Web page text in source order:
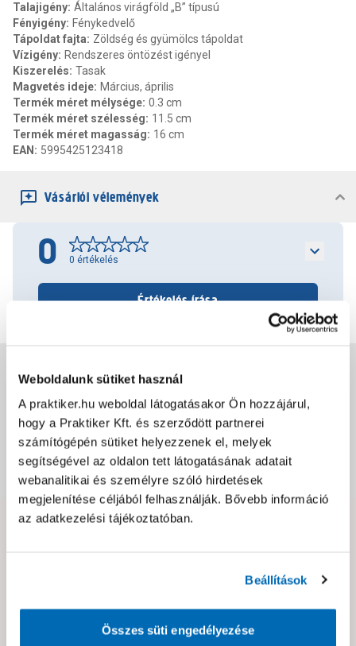
Weboldalunk sütiket használ
A praktiker.hu weboldal látogatásakor Ön hozzájárul,
hogy a Praktiker Kft. és szerződött partnerei
számítógépén sütiket helyezzenek el, melyek
segítségével az oldalon tett látogatásának adatait
webanalitikai és személyre szóló hirdetések
megjelenítése céljából felhasználják. Bővebb információ
az adatkezelési tájékoztatóban.
Beállítások
Összes süti engedélyezése
Talajigény: Általános virágföld „B” típusú
Fényigény: Fénykedvelő
Tápoldat fajta: Zöldség és gyümölcs tápoldat
Vízigény: Rendszeres öntözést igényel
Kiszerelés: Tasak
Magvetés ideje: Március, április
Termék méret mélysége: 0.3 cm
Termék méret szélesség: 11.5 cm
Termék méret magasság: 16 cm
EAN : 5995425123418
Vásárlói vélemények
0 0 értékelés
Értékelés írása
Csomagolási és súly információk
Dokumentumok, felelős személy
Neked ajánljuk!